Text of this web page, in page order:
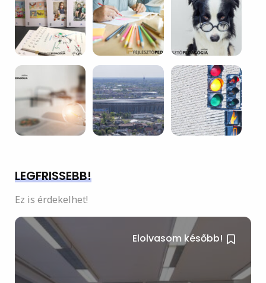
LEGFRISSEBB!
Ez is érdekelhet!
Elolvasom később!